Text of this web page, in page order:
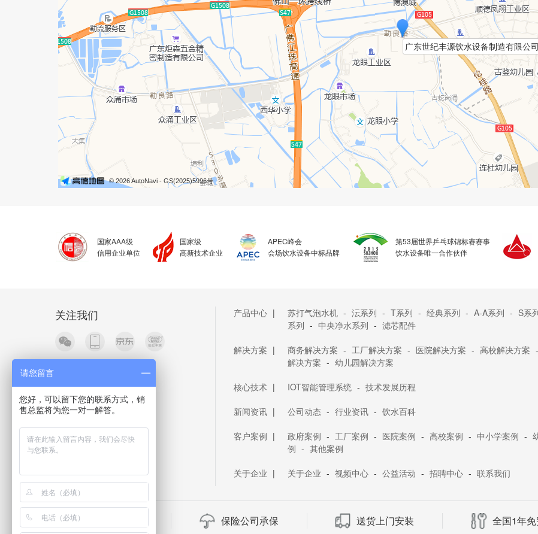
广东世纪丰源饮水设备制造有限公司
© 2026 AutoNavi - GS(2025)5996号
国家AAA级
信用企业单位
国家级
高新技术企业
APEC峰会
会场饮水设备中标品牌
第53届世界乒乓球锦标赛赛事
饮水设备唯一合作伙伴
关注我们 产品中心 | 苏打气泡水机 - 沄系列 - T系列 - 经典系列 - A-A系列 - S系
系列 - 中央净水系列 - 滤芯配件
解决方案 | 商务解决方案 - 工厂解决方案 - 医院解决方案 - 高校解决方案 -
解决方案 - 幼儿园解决方案
核心技术 | IOT智能管理系统 - 技术发展历程
新闻资讯 | 公司动态 - 行业资讯 - 饮水百科
客户案例 | 政府案例 - 工厂案例 - 医院案例 - 高校案例 - 中小学案例 -
例 - 其他案例
关于企业 | 关于企业 - 视频中心 - 公益活动 - 招聘中心 - 联系我们
保险公司承保 送货上门安装 全国1年
请您留言
您好，可以留下您的联系方式，销
售总监将为您一对一解答。